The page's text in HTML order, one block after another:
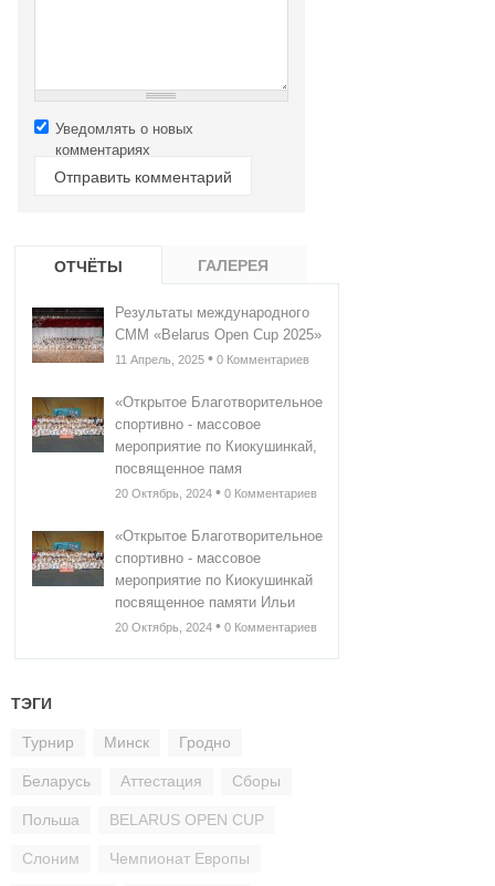
Уведомлять о новых
комментариях
ОТЧЁТЫ ГАЛЕРЕЯ
Результаты международного
СММ «Belarus Open Cup 2025»
11 Апрель, 2025 • 0 Комментариев
«Открытое Благотворительное
спортивно - массовое
мероприятие по Киокушинкай,
посвященное памя
20 Октябрь, 2024 • 0 Комментариев
«Открытое Благотворительное
спортивно - массовое
мероприятие по Киокушинкай
посвященное памяти Ильи
20 Октябрь, 2024 • 0 Комментариев
ТЭГИ
Турнир Минск Гродно
Беларусь Аттестация Сборы
Польша BELARUS OPEN CUP
Слоним Чемпионат Европы